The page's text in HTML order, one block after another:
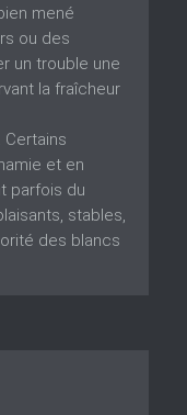
mené
ou des
un trouble une
la fraîcheur
Certains
et en
parfois du
stables,
des blancs